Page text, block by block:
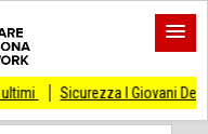
I Giovani Democratici